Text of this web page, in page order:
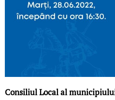
Consiliul Local al